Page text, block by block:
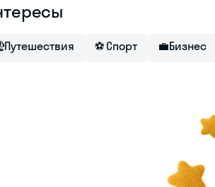
Путешествия ⚽ Спорт 💼Бизнес